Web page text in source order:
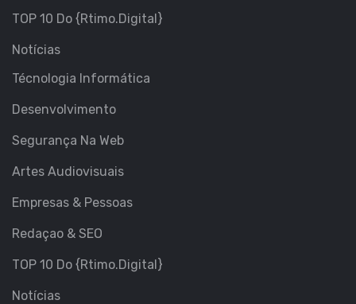
TOP 10 Do {Rtimo.Digital}
Notícias
Técnologia Informática
Desenvolvimento
Segurança Na Web
Artes Audiovisuais
Empresas & Pessoas
Redaçao & SEO
TOP 10 Do {Rtimo.Digital}
Notícias